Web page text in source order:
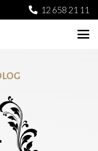
12 658 21 11